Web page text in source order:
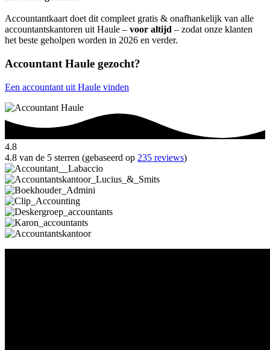
Accountantkaart doet dit compleet gratis & onafhankelijk van alle
accountantskantoren uit Haule – voor altijd – zodat onze klanten
het beste geholpen worden in 2026 en verder.
Accountant Haule gezocht?
Een accountant uit Haule vinden
4.8
4.8 van de 5 sterren (gebaseerd op 235 reviews)